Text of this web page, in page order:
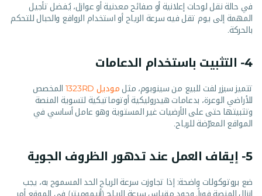
في حالة نقل لوحات إعلانية أو صفائح معدنية أو عوازل، يُفضل تأجيل
المهمة إلى يوم تقل فيه سرعة الرياح أو استخدام الروافع والحبال للتحكم
بالحركة.
4- التثبيت باستخدام الدعامات
تتميز سيزر لفت للبيع من سينوبوم، مثل موديل 1323RD
المخصص
للأراضي الوعرة، بدعامات هيدروليكية أوتوماتيكية لتسوية المنصة
وتثبيتها حتى على الأرضيات غير المستوية وهو عامل أساسي في
المواقع المعرّضة للرياح.
5- إيقاف العمل عند تدهور الظروف الجوية
ضع بروتوكولات واضحة: إذا تجاوزت سرعة الرياح الحد المسموح به، يجب
إنزال المنصة فوراً. وجود مقياس سرعة الرياح (أنيموميتر) في الموقع أمر